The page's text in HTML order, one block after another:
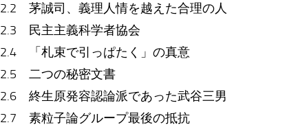
2.2 茅誠司、義理人情を越えた合理の人
2.3 民主主義科学者協会
2.4 「札束で引っぱたく」の真意
2.5 二つの秘密文書
2.6 終生原発容認論派であった武谷三男
2.7 素粒子論グループ最後の抵抗